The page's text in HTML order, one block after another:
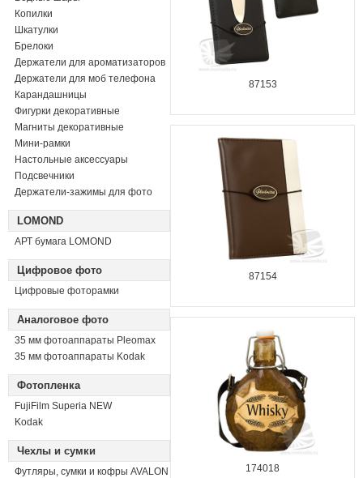
Копилки
Шкатулки
Брелоки
Держатели для ароматизаторов
Держатели для моб телефона
Карандашницы
Фигурки декоративные
Магниты декоративные
Мини-рамки
Настольные аксессуары
Подсвечники
Держатели-зажимы для фото
LOMOND
АРТ бумага LOMOND
Цифровое фото
Цифровые фоторамки
Аналоговое фото
35 мм фотоаппараты Pleomax
35 мм фотоаппараты Kodak
Фотопленка
FujiFilm Superia NEW
Kodak
Чехлы и сумки
Футляры, сумки и кофры AVALON
87153
87154
174018